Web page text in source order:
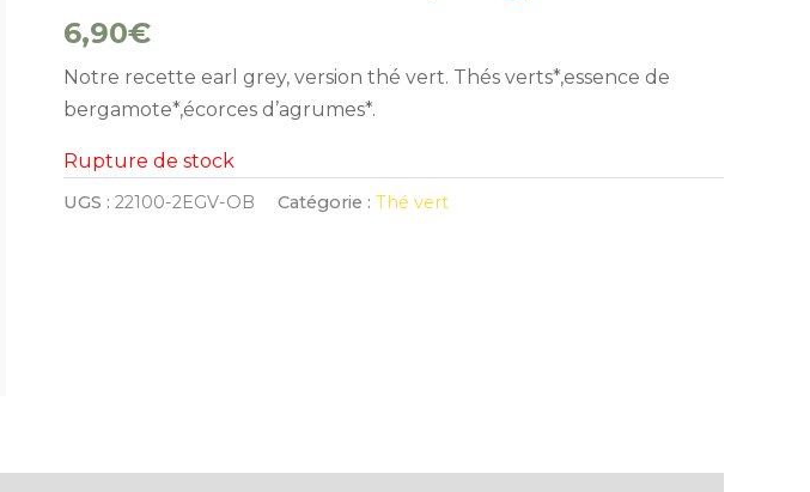
6,90€
Notre recette earl grey, version thé vert. Thés verts*,essence de
bergamote*,écorces d’agrumes*.
Rupture de stock
UGS : 22100-2EGV-OB Catégorie : Thé vert